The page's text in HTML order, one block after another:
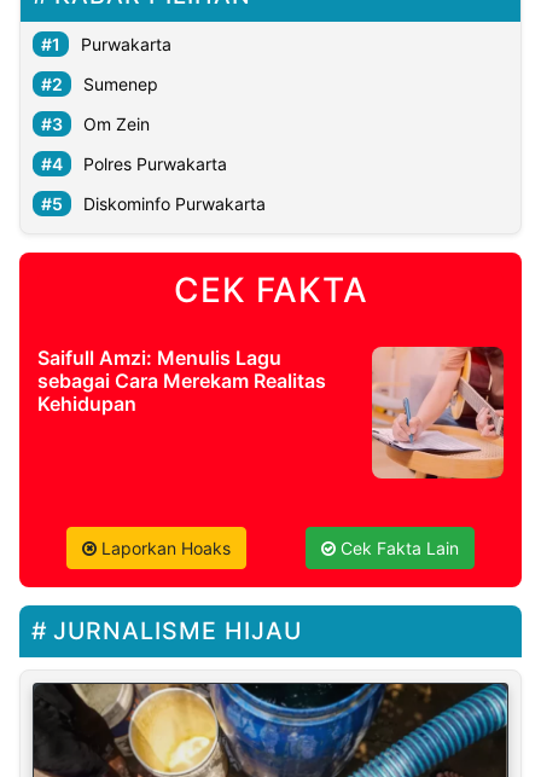
Purwakarta
Sumenep
Om Zein
Polres Purwakarta
Diskominfo Purwakarta
CEK FAKTA
Saifull Amzi: Menulis Lagu
sebagai Cara Merekam Realitas
Kehidupan
Laporkan Hoaks Cek Fakta Lain
JURNALISME HIJAU